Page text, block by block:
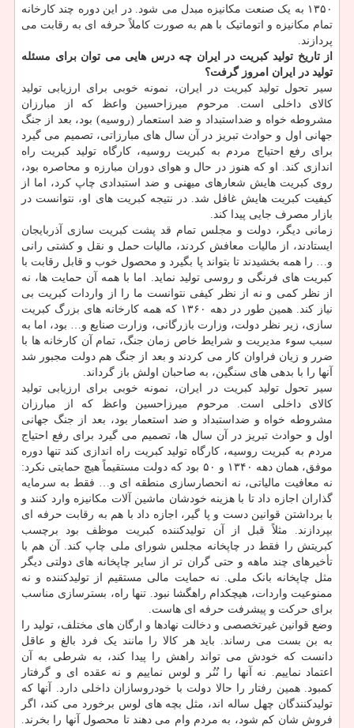
۱۳۵۰ به یک صنعت مکانیزه مبدل می شود. در این دوره چند کارخانه
تمام مکانیزه و اتوماتیک با هم به صورت کاملاً حرفه ای به رقابت می
پردازند.
از تاریخ تولید کبریت در ایران چه درس هایی می توان برای مسئله
تولید در ایران امروز گرفت؟
سیر تحول تولید کبریت در ایران، نمونه خوبی برای ارزیابی تولید
کالای داخلی است. مرحوم میرزاحسین واعظ که از مبارزان
مشروطه خواه و ضداستبداد و ضد استعمار (روسیه) بود، بعد از جنگ
جهانی اول و حوادث تبریز در آن سال های مبارزاتی، تصمیم می گیرد
برای رفع احتیاج مردم به کبریت روسیه، کارگاه تولید کبریت راه
اندازی کند. او که هنوز در حال و هوای دوران مبارزه و محاصره بود،
روی کبریت هایش شعارهای میهنی و ضد استبدادی چاپ کرد، اما از
کیفیت کبریت هایش غافل شد. در نتیجه کبریت های او، نتوانست در
بازار مصرف جایی پیدا کند.
زمانی دیگر، دولت و مجلس تمام قد پشت کبریت سازی آذربایجان
ایستادند، از مالیات معافش کردند، مالیات حمل و نقل و کشتی رانی
و… را همه بخشیدند تا بتواند پا بگیرد و محصول خوب و قابل رقابت با
کبریت های فرنگی و روسی تولید نماید. اما با همه آن حمایت ها، نه
از نظر کمی و نه از نظر کیفی نتوانست ما را از واردات کبریت بی
نیاز کند. همین طور در دهه ۱۳۶۰ که همه کارخانه های بزرگ کبریت
سازی، زیر نظر دولت، وزارت بازرگانی، وزارت صنایع و… بود، اما به
سبب سوء مدیریت و شرایط خاص زمان جنگ، تمام آن کارخانه ها با
ضرر و زیان فراوان کار می کردند و بعد از جنگ هم دولت مجبور شد
آنها را با بدهی های سنگین، به صاحبان اولش باز گرداند.
سیر تحول تولید کبریت در ایران، نمونه خوبی برای ارزیابی تولید
کالای داخلی است. مرحوم میرزاحسین واعظ که از مبارزان
مشروطه خواه و ضداستبداد و ضد استعمار بود، بعد از جنگ جهانی
اول و حوادث تبریز در آن سال ها، تصمیم می گیرد برای رفع احتیاج
مردم به کبریت روسیه، کارگاه تولید کبریت راه اندازی کند تنها دوره
موفق، همان دهه ۱۳۴۰ و ۵۰ بود که دولت مستقیماً هیچ حمایتی نکرد:
نه معافیت مالیاتی، نه انحصارسازی منطقه ای و… فقط به سرمایه
گذاران اجازه داد تا با هزینه خودشان ماشین آلات مکانیزه وارد کنند و
با برداشتن قوانین دست و پا گیر، اجازه داد با هم به رقابت حرفه ای
بپردازند. مثلاً قبل از آن تولیدکننده کبریت موظف بود برچسب
کبریتش را فقط در چاپخانه مجلس شورای ملی چاپ کند. آن هم با
تأخیرهای چند ماهه و حتی گران تر از سایر چاپخانه های دولتی دیگر
مثل چاپخانه بانک ملی. نه حمایت مالی مستقیم از تولیدکننده و نه
ممنوعیت واردات، هیچکدام راهگشا نبود. تنها راه، بسترسازی مناسب
برای حرکت و پیشرفت حرفه ای هاست.
وضع قوانین غیرتخصصی و دخالت نهادها و ارگان های مختلف، تولید را
به بن بست می رساند. باید هر کالا را مانند یک فرد بالغ و عاقل
دانست که خودش می تواند راهش را پیدا کند، به شرطی به آن
اعتماد نماییم. نه آنها را نُنُر و لوس نماییم و نه عقده ای و گرفتار
کمبود. همین رفتار را حالا دولت با خودروسازان داخلی دارد. آنها که
تولیدکنندگان چهل ساله اند، مثل بچه های لوس برخورد می کند، اگر
فروش شان کم شود، به مردم وام می دهند تا محصول آنها را بخرند.